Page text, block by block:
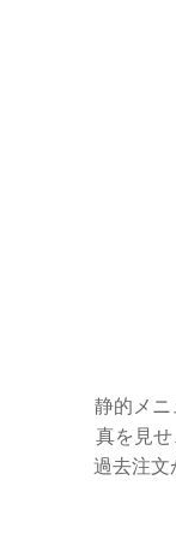
静的メニ
真を見
過去注文